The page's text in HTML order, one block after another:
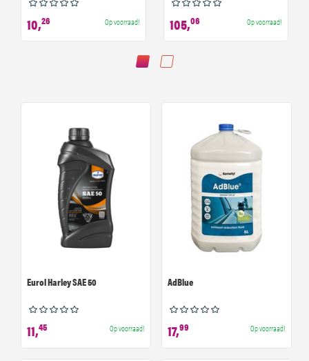
10,26 Op voorraad! 105,06 Op voorraad!
Eurol Harley SAE 50
11,45 Op voorraad!
AdBlue
17,99 Op voorraad!